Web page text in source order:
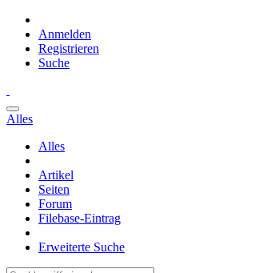
Anmelden
Registrieren
Suche
Alles
Alles
Artikel
Seiten
Forum
Filebase-Eintrag
Erweiterte Suche